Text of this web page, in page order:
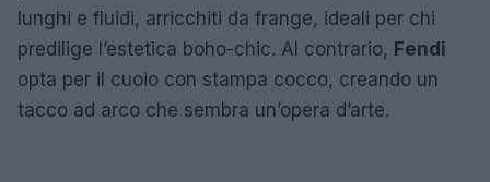
lunghi e fluidi, arricchiti da frange, ideali per chi
predilige l’estetica boho-chic. Al contrario, Fendi
opta per il cuoio con stampa cocco, creando un
tacco ad arco che sembra un’opera d’arte.